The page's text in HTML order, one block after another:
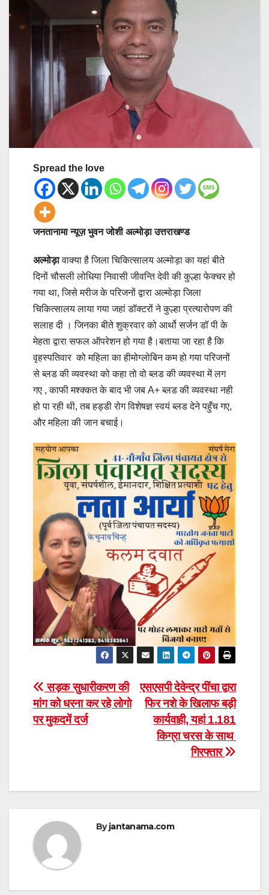
Spread the love
जनतानामा न्यूज़ भुवन जोशी अल्मोड़ा उत्तराखण्ड
अल्मोड़ावाक्या है जिला चिकित्सालय अल्मोड़ा का यहां बीते
दिनों चौसली लोधिया निवासी जीवन्ति देवी की कुल्हा फेक्चर हो
गया था, जिसे मरीज के परिजनों द्वारा अल्मोड़ा जिला
चिकित्सालय लाया गया जहां डॉक्टरों ने कुल्हा प्रत्यारोपण की
सलाह दी । जिनका बीते शुक्रवार को आर्थो सर्जन डॉ पी के
मेहता द्वारा सफल ऑपरेशन हो गया है।बताया जा रहा है कि
वृहस्पतिवार को महिला का हीमोग्लोबिन कम हो गया परिजनों
से ब्लड की व्यवस्था को कहा तो वो ब्लड की व्यवस्था में लग
गए , काफी मश्क्कत के बाद भी जब A+ ब्लड की व्यवस्था नही
हो पा रही थी, तब हड्डी रोग विशेषज्ञ स्वयं ब्लड देने पहुँच गए,
और महिला की जान बचाई।
Post
navigation
एसएसपी देवेन्द्र पींचा द्वारा
फिर नशे के खिलाफ बड़ी
कार्यवाही, यहां 1.181
किग्रा चरस के साथ
गिरफ्तार
सड़क सुधारीकरण की
मांग को धरना कर रहे लोगो
पर मुकदमें दर्ज
Byjantanama.com